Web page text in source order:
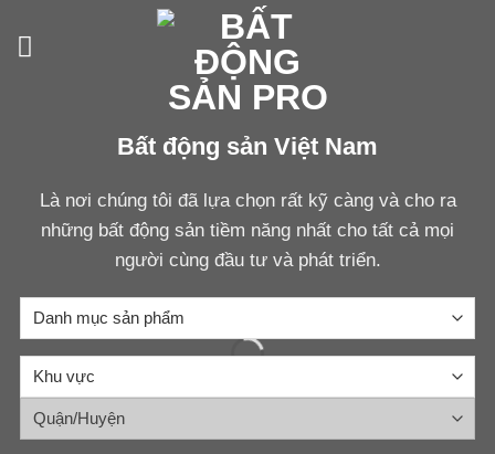
Bất động sản Việt Nam
Là nơi chúng tôi đã lựa chọn rất kỹ càng và cho ra
những bất động sản tiềm năng nhất cho tất cả mọi
người cùng đầu tư và phát triển.